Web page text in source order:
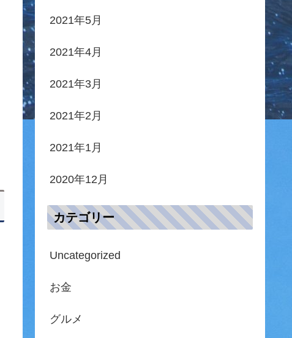
2021年5月
2021年4月
2021年3月
2021年2月
2021年1月
2020年12月
カテゴリー
Uncategorized
お金
グルメ